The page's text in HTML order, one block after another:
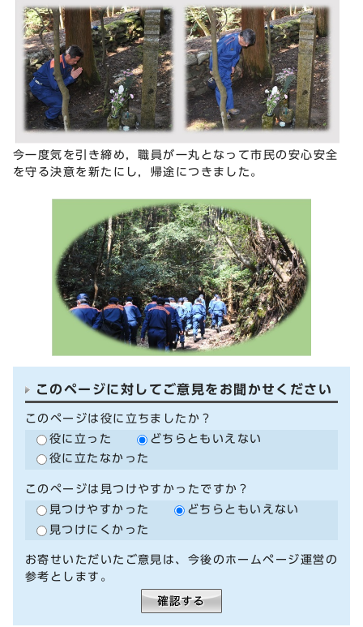
今一度気を引き締め，職員が一丸となって市民の安心安全
を守る決意を新たにし，帰途につきました。
このページに対してご意見をお聞かせください
このページは役に立ちましたか？
役に立った
どちらともいえない
役に立たなかった
このページは見つけやすかったですか？
見つけやすかった
どちらともいえない
見つけにくかった
お寄せいただいたご意見は、今後のホームページ運営の
参考とします。